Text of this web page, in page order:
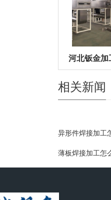
河北钣金加
相关新闻
异形件焊接加工
薄板焊接加工怎